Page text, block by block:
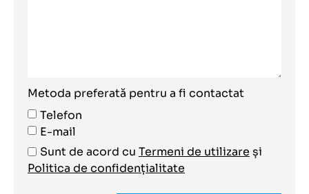
Metoda preferată pentru a fi contactat
Telefon
E-mail
Sunt de acord cu Termeni de utilizare și
Politica de confidențialitate